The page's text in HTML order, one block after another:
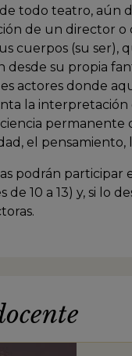
todo teatro, aún
de un director o
cuerpos (su
desde su propia
actores donde
la interpretación
permanente
el pensamiento,
podrán
de 10 a 13) y, si lo